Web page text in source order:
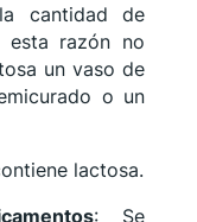
cantidad de
esta razón no
un vaso de
o un
lactosa.
: Se